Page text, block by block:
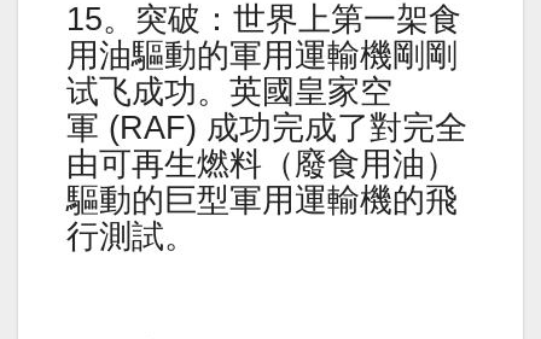
15。突破：世界上第一架食
用油驅動的軍用運輸機剛剛
试飞成功。英國皇家空
軍 (RAF) 成功完成了對完全
由可再生燃料（廢食用油）
驅動的巨型軍用運輸機的飛
行測試。